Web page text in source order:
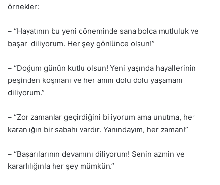
örnekler:
– “Hayatının bu yeni döneminde sana bolca mutluluk ve
başarı diliyorum. Her şey gönlünce olsun!”
– “Doğum günün kutlu olsun! Yeni yaşında hayallerinin
peşinden koşmanı ve her anını dolu dolu yaşamanı
diliyorum.”
– “Zor zamanlar geçirdiğini biliyorum ama unutma, her
karanlığın bir sabahı vardır. Yanındayım, her zaman!”
– “Başarılarının devamını diliyorum! Senin azmin ve
kararlılığınla her şey mümkün.”